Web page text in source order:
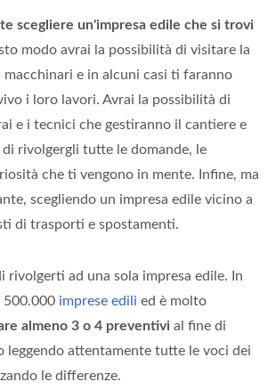
scegliere un'impresa edile che si trovi
modo avrai la possibilità di visitare la
macchinari e in alcuni casi ti faranno
i loro lavori. Avrai la possibilità di
e i tecnici che gestiranno il cantiere e
rivolgergli tutte le domande, le
che ti vengono in mente. Infine, ma
scegliendo un impresa edile vicino a
di trasporti e spostamenti.
rivolgerti ad una sola impresa edile. In
500.000 imprese edili ed è molto
almeno 3 o 4 preventivi al fine di
leggendo attentamente tutte le voci dei
le differenze.